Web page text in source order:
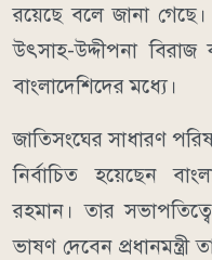
রয়েছে বলে জানা গেছে।
উৎসাহ-উদ্দীপনা
বাংলাদেশিদের মধ্যে।
জাতিসংঘের সাধারণ
নির্বাচিত হয়েছেন
রহমান। তার
ভাষণ দেবেন